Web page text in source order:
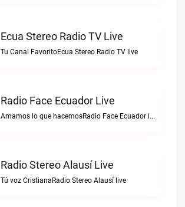
Ecua Stereo Radio TV Live
Tu Canal FavoritoEcua Stereo Radio TV live
Radio Face Ecuador Live
Amamos lo que hacemosRadio Face Ecuador live
Radio Stereo Alausí Live
Tú voz CristianaRadio Stereo Alausí live